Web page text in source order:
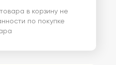
в корзину не
по покупке